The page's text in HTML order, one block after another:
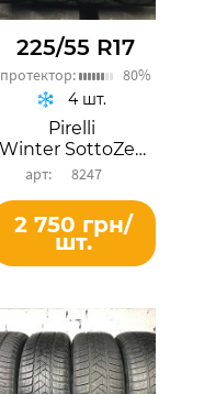
225/55 R17
протектор: 80%
Pirelli
Winter SottoZero 3
8247
4 шт.
2 750 грн/
шт.